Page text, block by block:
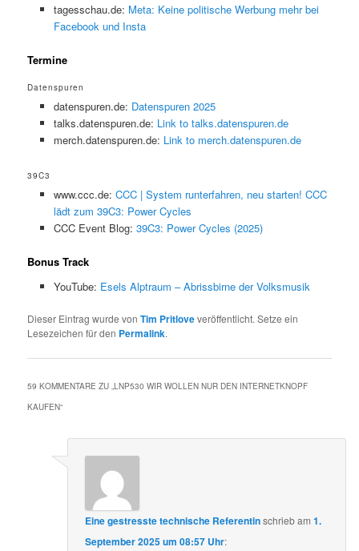
tagesschau.de: Meta: Keine politische Werbung mehr bei
Facebook und Insta
Termine
Datenspuren
datenspuren.de: Datenspuren 2025
talks.datenspuren.de: Link to talks.datenspuren.de
merch.datenspuren.de: Link to merch.datenspuren.de
39C3
www.ccc.de: CCC | System runterfahren, neu starten! CCC
lädt zum 39C3: Power Cycles
CCC Event Blog: 39C3: Power Cycles (2025)
Bonus Track
YouTube: Esels Alptraum – Abrissbirne der Volksmusik
Dieser Eintrag wurde vonTim Pritloveveröffentlicht. Setze ein
Lesezeichen für den Permalink.
59 KOMMENTARE ZU „LNP530 WIR WOLLEN NUR DEN INTERNETKNOPF
KAUFEN“
Eine gestresste technische Referentinschriebam1.
September 2025 um 08:57 Uhr: